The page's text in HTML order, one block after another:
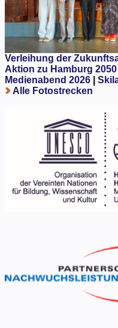
Verleihung der
Aktion zu Hamburg 2050
Medienabend 2026|
Alle Fotostrecken